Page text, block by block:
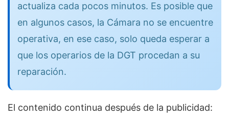
actualiza cada pocos minutos. Es posible que
en algunos casos, la Cámara no se encuentre
operativa, en ese caso, solo queda esperar a
que los operarios de la DGT procedan a su
reparación.
El contenido continua después de la publicidad: